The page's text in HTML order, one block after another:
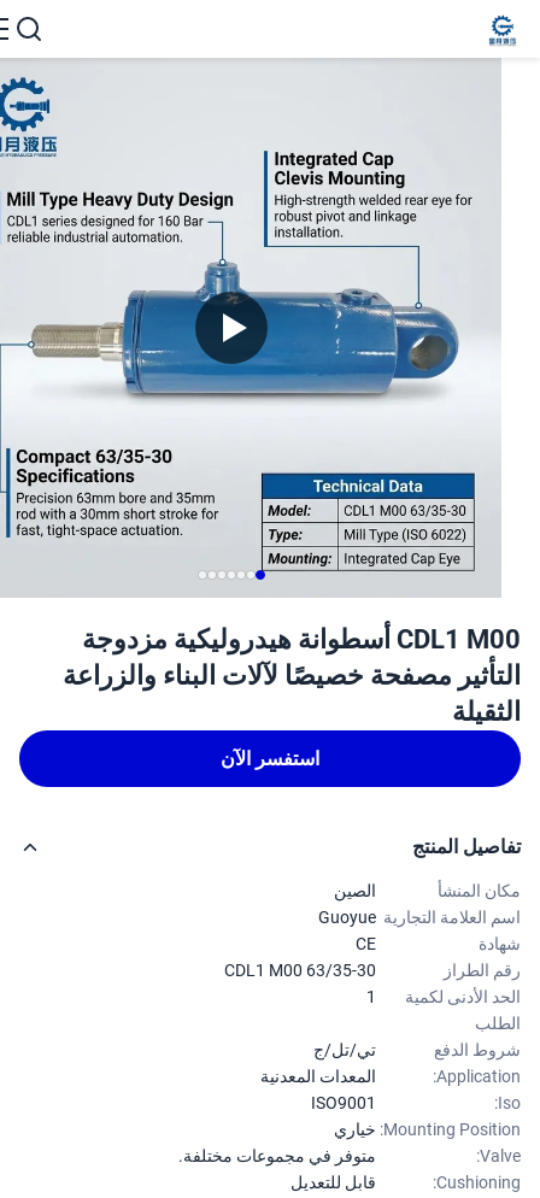
CDL1 M00 أسطوانة هيدروليكية مزدوجة
مصفحة خصيصًا لآلات البناء والزراعة
استفسر الآن
المنتج
المنشأ
الصين
العلامة التجارية Guoyue
الطراز
CDL1 M00 63/35-30
الأدنى لكمية
1
الدفع
تي/تل/ج
المعدات المعدنية
ISO9001
Mounting خياري
متوفر في مجموعات مختلفة.
قابل للتعديل